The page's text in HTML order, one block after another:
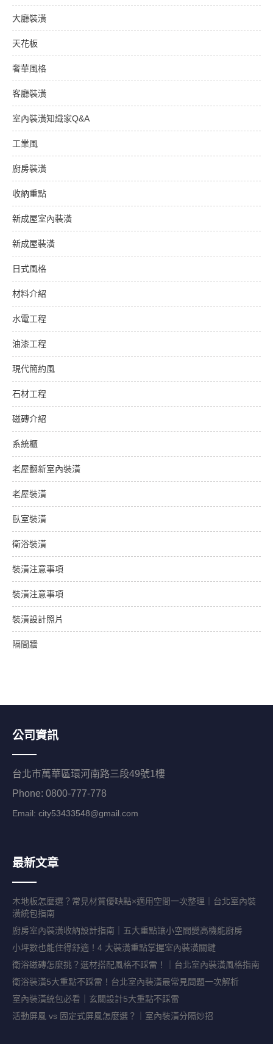
大廳裝潢
天花板
奢華風格
客廳裝潢
室內裝潢知識家Q&A
工業風
廚房裝潢
收納重點
新成屋室內裝潢
新成屋裝潢
日式風格
材料介紹
水電工程
油漆工程
現代簡約風
石材工程
磁磚介紹
系統櫃
老屋翻新室內裝潢
老屋裝潢
臥室裝潢
衛浴裝潢
裝潢注意事項
裝潢注意事項
裝潢設計照片
隔間牆
公司資訊
台北市萬華區環河南路三段49號1樓
Phone: 0800-777-778
Email: city53433548@gmail.com
最新文章
木地板怎麼選？常見材質優缺點×適用空間一次整理｜台北室內裝
潢統包指南
廚房室內裝潢收納設計指南｜五大重點讓小空間變高機能廚房
小坪數也能住得舒適！4 大裝潢重點掌握室內裝潢關鍵
衛浴磁磚怎麼挑？選材搭配風格不踩雷！｜台北室內裝潢風格指南
衛浴裝潢5大重點不踩雷！台北室內裝潢最常見問題一次解析
室內裝潢統包必看｜玄關設計5大重點不踩雷
活動屏風 vs 固定式屏風怎麼選？｜室內裝潢分隔妙招